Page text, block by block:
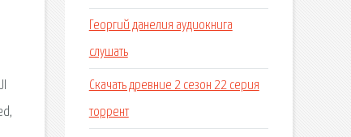
Георгий данелия аудиокнига
слушать
Скачать древние 2 сезон 22 серия
торрент